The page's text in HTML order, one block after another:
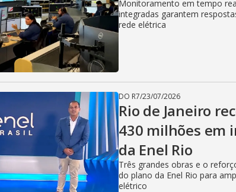
i
d
e
o
Monitoramento em tempo
integradas garantem
rede elétrica
DO R7/23/07/2026
Rio de Janeiro
430 milhões em
da Enel Rio
Três grandes obras e o
do plano da Enel Rio para
elétrico